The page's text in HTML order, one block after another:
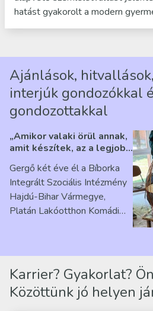
hatást gyakorolt a modern
Ajánlások,
interjúk gondozókkal
gondozottakkal
„Amikor valaki örül annak,
amit készítek, az a legjobb
Ribárszky Gergő ellátottal
Gergő két éve él a Bíborka
Integrált Szociális Intézmény
Hajdú-Bihar Vármegye,
Platán Lakóotthon Komádi
Karrier? Gyakorlat?
Közöttünk jó helyen